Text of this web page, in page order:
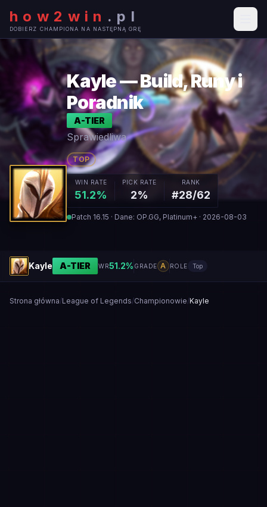
how2win . pl
DOBIERZ CHAMPIONA NA NASTĘPNĄ GRĘ
Kayle — Build, Runy i
Poradnik
A-TIER
Sprawiedliwa
TOP
WIN RATE
51.2%
PICK RATE
2%
RANK
#28/62
Patch 16.15 · Dane: OP.GG, Platinum+ · 2026-08-03
Kayle A-TIER WR51.2% GRADE A ROLE Top
Strona główna/League of Legends/Championowie/Kayle